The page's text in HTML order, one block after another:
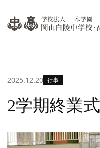
進路の行事
学校生活
部活動
海外研修
2025.12.20 行事
2学期終業式